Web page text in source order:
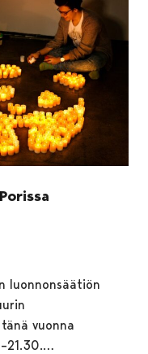
luonnonsäätiön
vuonna